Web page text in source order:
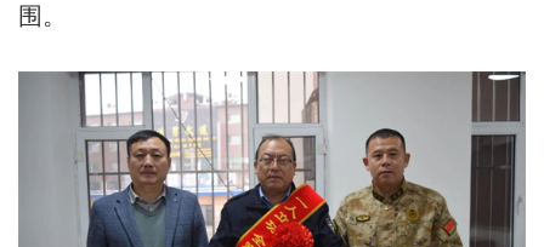
围。